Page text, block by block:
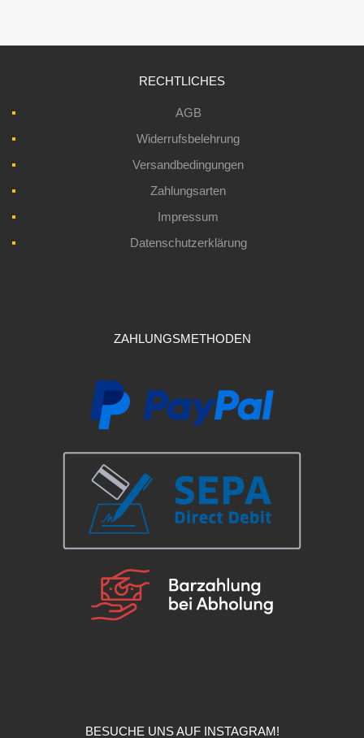
RECHTLICHES
AGB
Widerrufsbelehrung
Versandbedingungen
Zahlungsarten
Impressum
Datenschutzerklärung
ZAHLUNGSMETHODEN
BESUCHE UNS AUF INSTAGRAM!